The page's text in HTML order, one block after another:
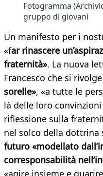
Fotogramma
gruppo di giovani
Un manifesto per i
«far rinascere
fraternità». La nuova
Francesco che si rivolge
sorelle», «a tutte le
là delle loro
riflessione sulla
nel solco della dottrina
futuro «modellato
corresponsabilità
«agire insieme e